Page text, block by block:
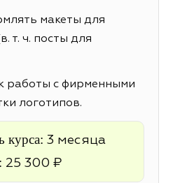
макеты для
т. ч. посты для
работы с фирменными
логотипов.
курса: 3 месяца
25 300 ₽